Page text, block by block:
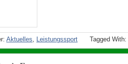
Aktuelles, Leistungssport Tagged With: